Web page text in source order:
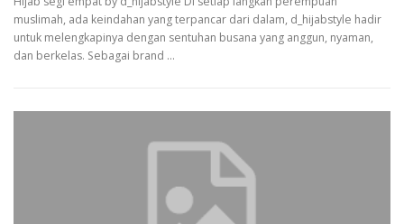
muslimah, ada keindahan yang terpancar dari dalam, d_hijabstyle hadir
untuk melengkapinya dengan sentuhan busana yang anggun, nyaman,
dan berkelas. Sebagai brand …